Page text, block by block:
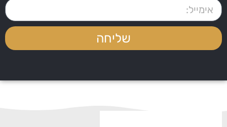
שליחה